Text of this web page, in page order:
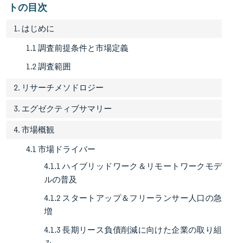
トの目次
1. はじめに
1.1 調査前提条件と市場定義
1.2 調査範囲
2. リサーチメソドロジー
3. エグゼクティブサマリー
4. 市場概観
4.1 市場ドライバー
4.1.1 ハイブリッドワーク＆リモートワークモデ
ルの普及
4.1.2 スタートアップ＆フリーランサー人口の急
増
4.1.3 長期リース負債削減に向けた企業の取り組